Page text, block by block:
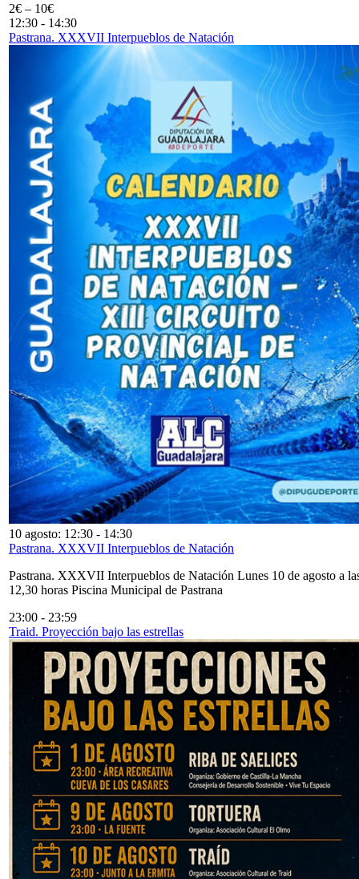
2€ – 10€
12:30 - 14:30
Pastrana. XXXVII Interpueblos de Natación
10 agosto: 12:30 - 14:30
Pastrana. XXXVII Interpueblos de Natación
Pastrana. XXXVII Interpueblos de Natación Lunes 10 de agosto a
12,30 horas Piscina Municipal de Pastrana
23:00 - 23:59
Traid. Proyección bajo las estrellas